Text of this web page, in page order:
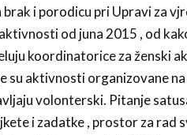
brak i porodicu pri Upravi za
od juna 2015 , od
koordinatorice za ženski
su aktivnosti organizovane
volonterski. Pitanje
i zadatke , prostor za rad